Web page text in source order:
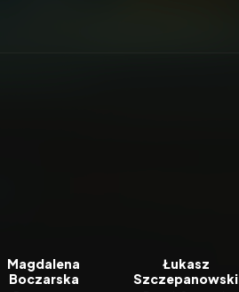
Magdalena
Boczarska
Łukasz
Szczepanowski